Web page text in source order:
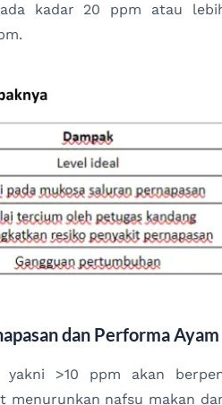
kadar 20 ppm atau
dan Performa Ayam
>10 ppm akan
menurunkan nafsu makan